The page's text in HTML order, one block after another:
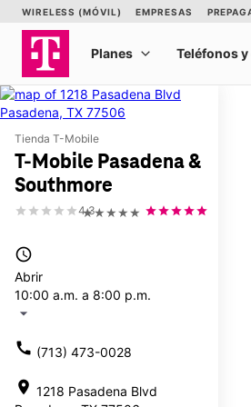
Tienda T-Mobile
T-Mobile Pasadena &
Southmore
★★★★★
4.3
access_time
Abrir
10:00 a.m. a 8:00 p.m.
arrow_drop_down
call (713) 473-0028
location_on 1218 Pasadena Blvd